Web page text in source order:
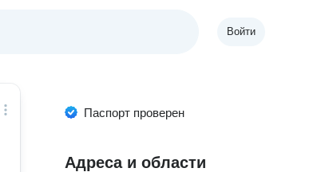
Войти
Паспорт проверен
Адреса и области